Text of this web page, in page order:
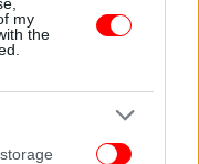
my
the
Ελλάδα και τον Κόσμο,